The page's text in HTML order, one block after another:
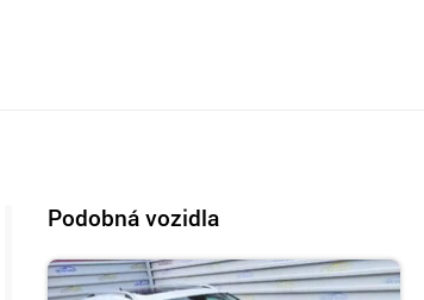
Podobná vozidla